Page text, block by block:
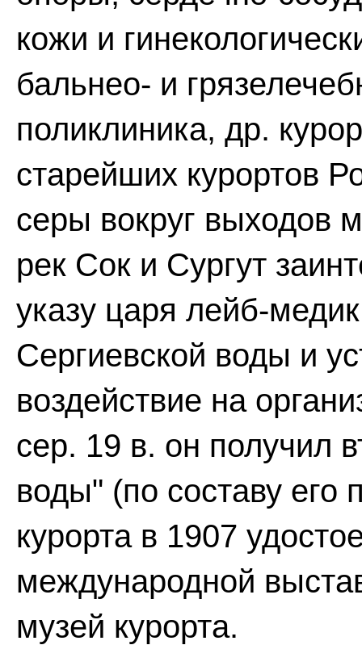
кожи и
бальнео- и
поликлиника, др.
старейших курортов
серы вокруг выходов
рек Сок и Сургут
указу царя лейб-
Сергиевской воды и
воздействие на
сер. 19 в. он получил
воды" (по составу его
курорта в 1907
международной
музей курорта.